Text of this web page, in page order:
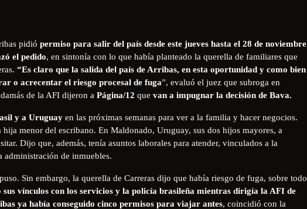
pidió permiso para salir del país desde este jueves hasta el 28 de noviembre
el pedido, en sintonía con lo que había planteado la querella de familiares que
“Es claro que la salida del país de Arribas, en esta oportunidad y como bien
o acrecentar el riesgo procesal de fuga”, evaluó el juez que subroga en
de la AFI dijeron a Página/12 que van a impugnar la decisión de Bava.
y a Uruguay en las próximas semanas para ver a la familia y hacer negocios.
menor del escribano. En Maldonado, Uruguay, sus dos hijos mayores, a
Dijo que, además, tenía asuntos laborales para atender, vinculados a la
administración de inmuebles.
Sin embargo, la querella de Carreras dijo que había riesgo de fuga, sobre todo
vínculos con los servicios y la policía brasileña mientras dirigía la AFI de
ya había conseguido cinco permisos para viajar antes, coincidió con la